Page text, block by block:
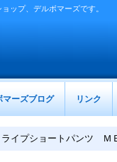
ップ、デルボマーズです。
マーズブログ リンク
イプショートパンツ Ｍ